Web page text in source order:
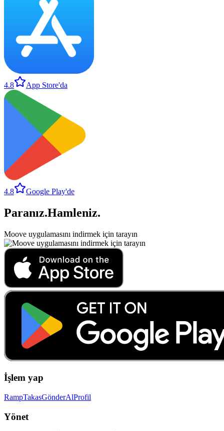
4.8 App Store'da
4.8 Google Play'de
Paranız.Hamleniz.
Moove uygulamasını indirmek için tarayın
İşlem yap
RampTakasGönderAlProfil
Yönet